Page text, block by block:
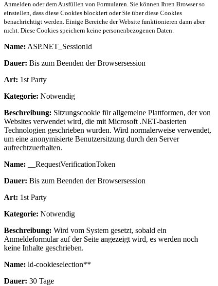
Anmelden oder dem Ausfüllen von Formularen. Sie können Ihren Browser so
einstellen, dass diese Cookies blockiert oder Sie über diese Cookies
benachrichtigt werden. Einige Bereiche der Website funktionieren dann aber
nicht. Diese Cookies speichern keine personenbezogenen Daten.
Name: ASP.NET_SessionId
Dauer: Bis zum Beenden der Browsersession
Art: 1st Party
Kategorie: Notwendig
Beschreibung: Sitzungscookie für allgemeine Plattformen, der von
Websites verwendet wird, die mit Microsoft .NET-basierten
Technologien geschrieben wurden. Wird normalerweise verwendet,
um eine anonymisierte Benutzersitzung durch den Server
aufrechtzuerhalten.
Name: __RequestVerificationToken
Dauer: Bis zum Beenden der Browsersession
Art: 1st Party
Kategorie: Notwendig
Beschreibung: Wird vom System gesetzt, sobald ein
Anmeldeformular auf der Seite angezeigt wird, es werden noch
keine Inhalte geschrieben.
Name: ld-cookieselection**
Dauer: 30 Tage